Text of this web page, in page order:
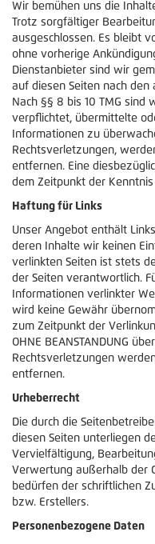
Wir bemühen uns die
Trotz sorgfältiger
ausgeschlossen. Es bleibt
ohne vorherige
Dienstanbieter sind wir
auf diesen Seiten nach
Nach §§ 8 bis 10 TMG sind
verpflichtet, übermittelte
Informationen zu
Rechtsverletzungen,
entfernen. Eine
dem Zeitpunkt der
Haftung für Links
Unser Angebot enthält
deren Inhalte wir keinen
verlinkten Seiten ist stets
der Seiten verantwortlich.
Informationen verlinkter
wird keine Gewähr
zum Zeitpunkt der
OHNE BEANSTANDUNG
Rechtsverletzungen
entfernen.
Urheberrecht
Die durch die
diesen Seiten unterliegen
Vervielfältigung,
Verwertung außerhalb der
bedürfen der schriftlichen
bzw. Erstellers.
Personenbezogene Daten